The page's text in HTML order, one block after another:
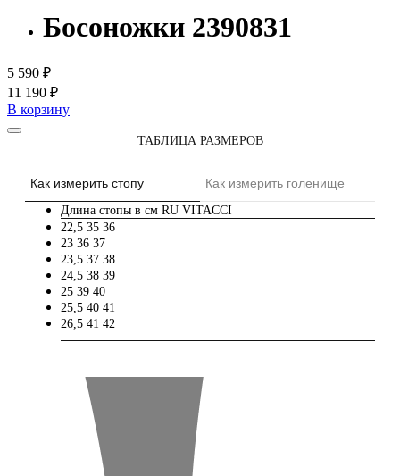
Босоножки 2390831
5 590 ₽
11 190 ₽
В корзину
ТАБЛИЦА РАЗМЕРОВ
Как измерить стопу Как измерить голенище
Длина стопы в см RU VITACCI
22,5 35 36
23 36 37
23,5 37 38
24,5 38 39
25 39 40
25,5 40 41
26,5 41 42